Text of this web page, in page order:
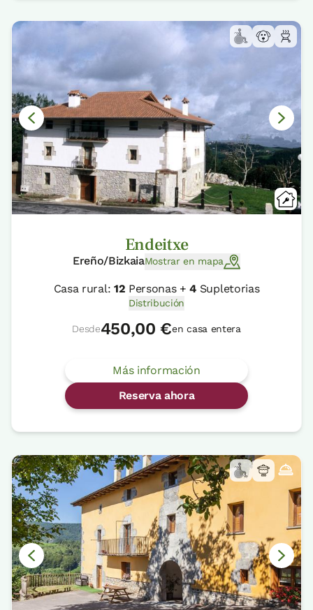
Endeitxe
Ereño/BizkaiaMostrar en mapa
Casa rural: 12 Personas +4 Supletorias
Distribución
Desde450,00 €en casa entera
Más información
Reserva ahora